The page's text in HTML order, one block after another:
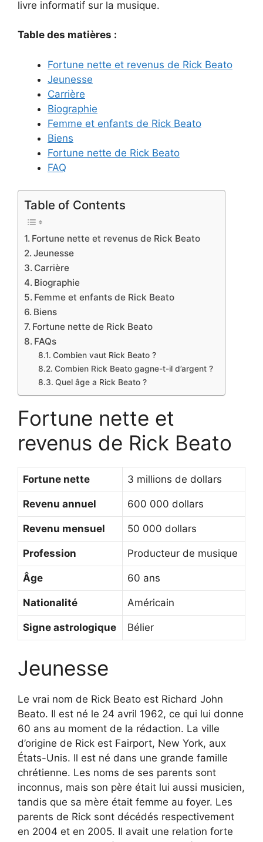
livre informatif sur la musique.
Table des matières :
Fortune nette et revenus de Rick Beato
Jeunesse
Carrière
Biographie
Femme et enfants de Rick Beato
Biens
Fortune nette de Rick Beato
FAQ
Table of Contents
Fortune nette et revenus de Rick Beato
Jeunesse
Carrière
Biographie
Femme et enfants de Rick Beato
Biens
Fortune nette de Rick Beato
FAQs
Combien vaut Rick Beato ?
Combien Rick Beato gagne-t-il d’argent ?
Quel âge a Rick Beato ?
Fortune nette et
revenus de Rick Beato
Fortune nette 3 millions de dollars
Revenu annuel 600 000 dollars
Revenu mensuel 50 000 dollars
Profession Producteur de musique
Âge 60 ans
Nationalité Américain
Signe astrologique Bélier
Jeunesse
Le vrai nom de Rick Beato est Richard John
Beato. Il est né le 24 avril 1962, ce qui lui donne
60 ans au moment de la rédaction. La ville
d’origine de Rick est Fairport, New York, aux
États-Unis. Il est né dans une grande famille
chrétienne. Les noms de ses parents sont
inconnus, mais son père était lui aussi musicien,
tandis que sa mère était femme au foyer. Les
parents de Rick sont décédés respectivement
en 2004 et en 2005. Il avait une relation forte